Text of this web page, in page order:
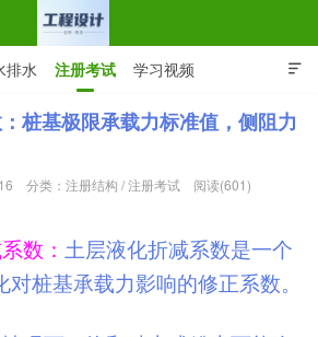
计网 | 道路给排水结构

排水 注册考试 学习视频
规范下载 在线留言
桩基极限承载力标准值，侧阻力
分类： 注册结构 /注册考试
阅读(601)
数： 土层液化折减系数是一个
桩基承载力影响的修正系数。